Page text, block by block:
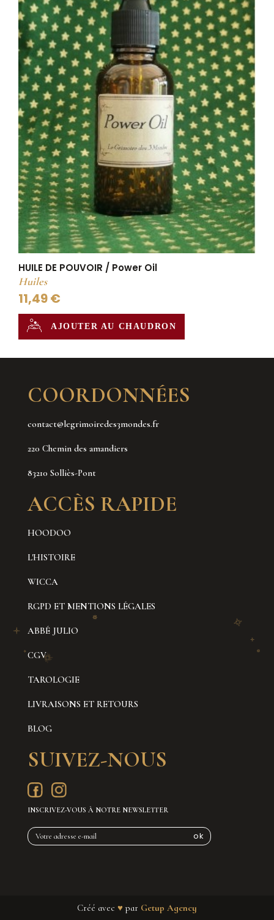
HUILE DE POUVOIR / Power Oil
Huiles
11,49 €
AJOUTER AU CHAUDRON
COORDONNÉES
contact@legrimoiredes3mondes.fr
220 Chemin des amandiers
83210 Solliès-Pont
ACCÈS RAPIDE
HOODOO
L'HISTOIRE
WICCA
RGPD ET MENTIONS LÉGALES
ABBÉ JULIO
CGV
TAROLOGIE
LIVRAISONS ET RETOURS
BLOG
SUIVEZ-NOUS
INSCRIVEZ-VOUS À NOTRE NEWSLETTER
Créé avec ♥ par Getup Agency